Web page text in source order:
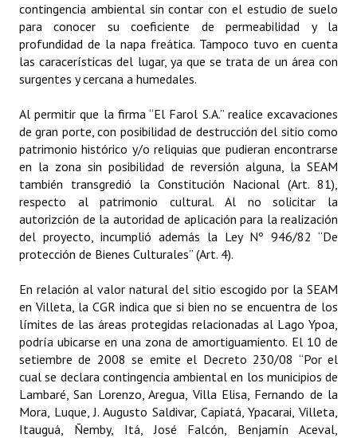
contingencia ambiental sin contar con el estudio de suelo
para conocer su coeficiente de permeabilidad y la
profundidad de la napa freática. Tampoco tuvo en cuenta
las caracerísticas del lugar, ya que se trata de un área con
surgentes y cercana a humedales.
Al permitir que la firma “El Farol S.A.” realice excavaciones
de gran porte, con posibilidad de destrucción del sitio como
patrimonio histórico y/o reliquias que pudieran encontrarse
en la zona sin posibilidad de reversión alguna, la SEAM
también transgredió la Constitución Nacional (Art. 81),
respecto al patrimonio cultural. Al no solicitar la
autorizción de la autoridad de aplicación para la realización
del proyecto, incumplió además la Ley Nº 946/82 “De
protección de Bienes Culturales” (Art. 4).
En relación al valor natural del sitio escogido por la SEAM
en Villeta, la CGR indica que si bien no se encuentra de los
límites de las áreas protegidas relacionadas al Lago Ypoa,
podría ubicarse en una zona de amortiguamiento. El 10 de
setiembre de 2008 se emite el Decreto 230/08 “Por el
cual se declara contingencia ambiental en los municipios de
Lambaré, San Lorenzo, Aregua, Villa Elisa, Fernando de la
Mora, Luque, J. Augusto Saldivar, Capiatá, Ypacarai, Villeta,
Itauguá, Ñemby, Itá, José Falcón, Benjamín Aceval,